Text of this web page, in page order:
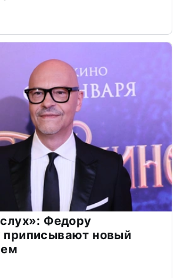
Федору
приписывают новый